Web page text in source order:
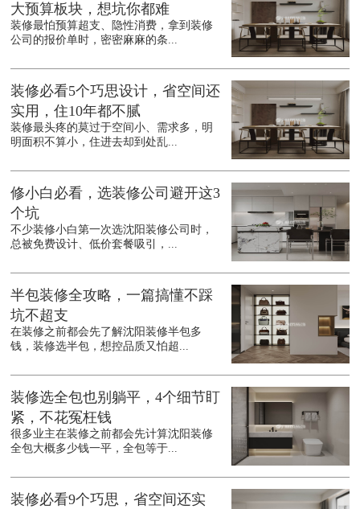
大预算板块，想坑你都难
装修最怕预算超支、隐性消费，拿到装修
公司的报价单时，密密麻麻的条...
装修必看5个巧思设计，省空间还
实用，住10年都不腻
装修最头疼的莫过于空间小、需求多，明
明面积不算小，住进去却到处乱...
修小白必看，选装修公司避开这3
个坑
不少装修小白第一次选沈阳装修公司时，
总被免费设计、低价套餐吸引，...
半包装修全攻略，一篇搞懂不踩
坑不超支
在装修之前都会先了解沈阳装修半包多
钱，装修选半包，想控品质又怕超...
装修选全包也别躺平，4个细节盯
紧，不花冤枉钱
很多业主在装修之前都会先计算沈阳装修
全包大概多少钱一平，全包等于...
装修必看9个巧思，省空间还实